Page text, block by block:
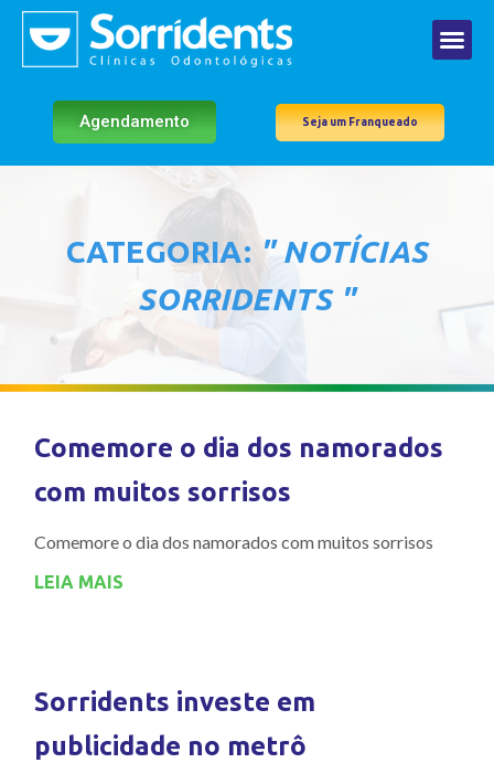
Agendamento Seja um Franqueado
CATEGORIA: " NOTÍCIAS
SORRIDENTS "
Comemore o dia dos namorados
com muitos sorrisos
Comemore o dia dos namorados com muitos sorrisos
LEIA MAIS
Sorridents investe em
publicidade no metrô